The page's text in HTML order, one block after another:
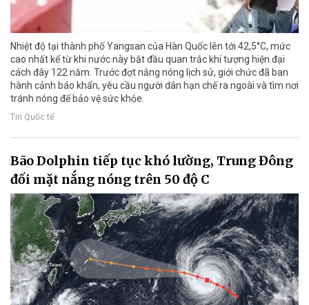
Nhiệt độ tại thành phố Yangsan của Hàn Quốc lên tới 42,5°C, mức
cao nhất kể từ khi nước này bắt đầu quan trắc khí tượng hiện đại
cách đây 122 năm. Trước đợt nắng nóng lịch sử, giới chức đã ban
hành cảnh báo khẩn, yêu cầu người dân hạn chế ra ngoài và tìm nơi
tránh nóng để bảo vệ sức khỏe.
Tin Quốc tế
Bão Dolphin tiếp tục khó lường, Trung Đông
đối mặt nắng nóng trên 50 độ C